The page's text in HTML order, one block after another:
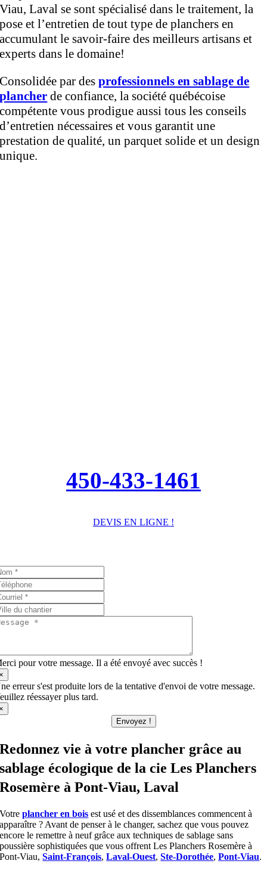
Viau, Laval se sont spécialisé dans le traitement, la
pose et l’entretien de tout type de planchers en
accumulant le savoir-faire des meilleurs artisans et
experts dans le domaine!
Consolidée par desprofessionnels en sablage de
plancher de confiance, la société québécoise
compétente vous prodigue aussi tous les conseils
d’entretien nécessaires et vous garantit une
prestation de qualité, un parquet solide et un design
unique.
450-433-1461
DEVIS EN LIGNE !
pour votre message. Il a été envoyé avec succès !
erreur s'est produite lors de la tentative d'envoi de votre message.
réessayer plus tard.
Envoyez !
Redonnez vie à votre plancher grâce au
sablage écologique de la cie Les Planchers
Rosemère à Pont-Viau, Laval
Votreplancher en bois est usé et des dissemblances commencent à
apparaître ? Avant de penser à le changer, sachez que vous pouvez
encore le remettre à neuf grâce aux techniques de sablage sans
poussière sophistiquées que vous offrent Les Planchers Rosemère à
Pont-Viau,Saint-François,Laval-Ouest,Ste-Dorothée,Pont-Viau.